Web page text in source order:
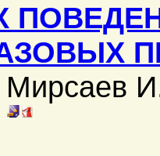
Мирсаев